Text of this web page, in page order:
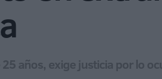
años, exige justicia por lo